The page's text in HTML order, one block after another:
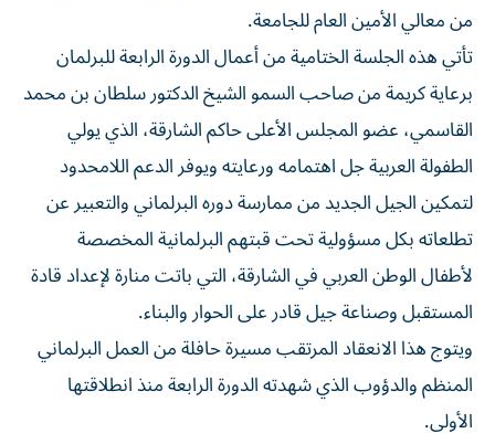
من معالي الأمين العام للجامعة.
تأتي هذه الجلسة الختامية من أعمال الدورة الرابعة للبرلمان
برعاية كريمة من صاحب السمو الشيخ الدكتور سلطان بن محمد
القاسمي، عضو المجلس الأعلى حاكم الشارقة، الذي يولي
الطفولة العربية جل اهتمامه ورعايته ويوفر الدعم اللامحدود
لتمكين الجيل الجديد من ممارسة دوره البرلماني والتعبير عن
تطلعاته بكل مسؤولية تحت قبتهم البرلمانية المخصصة
لأطفال الوطن العربي في الشارقة، التي باتت منارة لإعداد قادة
المستقبل وصناعة جيل قادر على الحوار والبناء.
ويتوج هذا الانعقاد المرتقب مسيرة حافلة من العمل البرلماني
المنظم والدؤوب الذي شهدته الدورة الرابعة منذ انطلاقتها
الأولى.